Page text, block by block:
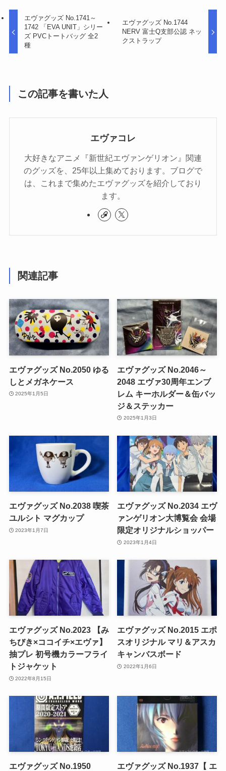
エヴァグッズ No.1741～
1742 「EVA UNIT」シリー
ズ PVCトートバッグ 全2
種
エヴァグッズ No.1744
NERV 富士Q支部公認 ネッ
クストラップ
この記事を書いた人
エヴァコレ
大好きなアニメ『新世紀エヴァンゲリオン』関連
のグッズを、25年以上集めております。ブログで
は、これまで集めたエヴァグッズを紹介しており
ます。
関連記事
エヴァグッズ No.2050 ゆる
しとメガネケース
2025年1月5日
エヴァグッズ No.2046～
2048 エヴァ30周年エンブ
レム キーホルダー＆缶バッ
ジ＆ステッカー
2025年1月3日
エヴァグッズ No.2038 喫茶
ユルシト マグカップ
2023年1月7日
エヴァグッズ No.2034 エヴ
ァンゲリオン大博覧会 会場
限定オリジナルショッパー
2023年1月4日
エヴァグッズ No.2023 【み
ちびき×ココイチ×エヴァ】
抽プレ 初号機カラーフライ
トジャケット
2022年8月15日
エヴァグッズ No.2015 エポ
スオリジナル マリ＆アスカ
キャンバスボード
2022年1月6日
エヴァグッズ No.1950 エヴァグッズ No.1937【 エ